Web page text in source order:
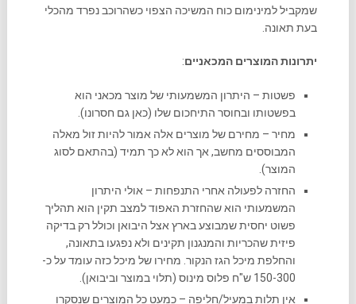
שמקביל למינימום כוח המשיכה הצפוי כשהרוכב נפרד מהכלי
בעת תאונה.
יתרונות המוצרים המכאניים:
פשטות – היתרון המשמעותי של מוצר מכאני הוא
בפשטותו ובחוסר התיחכום שלו (כאן גם חסרונו).
מחיר – מחירם של מוצרים אלה אמור להיות זול מאלה
המבוססים מחשב, אך הוא לא כך תמיד (בהתאם לסוג
המוצר).
החזרה לפעולה אחרי התנפחות – אולי היתרון
המשמעותי הוא שהחזרת האפוד למצב תקין הוא תהליך
פשוט יחסית שמבוצע בארץ אצל היבואן וכולל רק בדיקה
פיזית שהכריות והמנגנון תקינים ולא נפגעו בתאונה,
והחלפת מיכל הגז הנקור. מחירו של מיכל כזה עומד על כ-
150-300 ש"ח פלוס מינוס (תלוי במוצר וביבואן).
אין תלות במעיל/חליפה – כמעט כל המוצרים שנסקרו